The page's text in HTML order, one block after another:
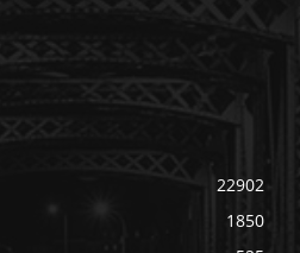
22902
1850